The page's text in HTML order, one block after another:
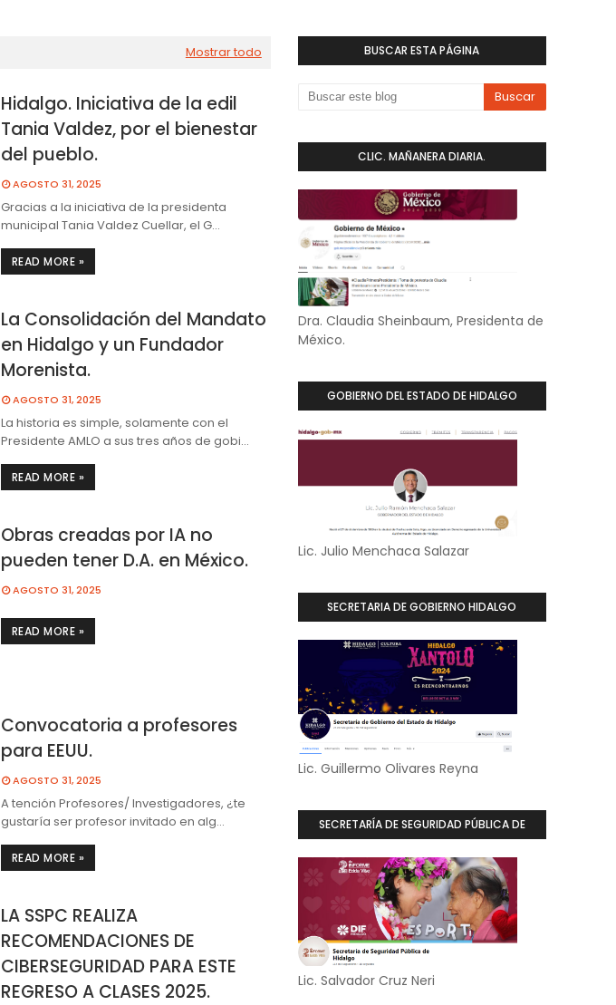
Mostrar todo
Hidalgo. Iniciativa de la edil
Tania Valdez, por el bienestar
del pueblo.
AGOSTO 31, 2025
Gracias a la iniciativa de la presidenta
municipal Tania Valdez Cuellar, el G…
READ MORE »
La Consolidación del Mandato
en Hidalgo y un Fundador
Morenista.
AGOSTO 31, 2025
La historia es simple, solamente con el
Presidente AMLO a sus tres años de gobi…
READ MORE »
Obras creadas por IA no
pueden tener D.A. en México.
AGOSTO 31, 2025
READ MORE »
Convocatoria a profesores
para EEUU.
AGOSTO 31, 2025
A tención Profesores/ Investigadores, ¿te
gustaría ser profesor invitado en alg…
READ MORE »
LA SSPC REALIZA
RECOMENDACIONES DE
CIBERSEGURIDAD PARA ESTE
REGRESO A CLASES 2025.
BUSCAR ESTA PÁGINA
CLIC. MAÑANERA DIARIA.
Dra. Claudia Sheinbaum, Presidenta de
México.
GOBIERNO DEL ESTADO DE HIDALGO
Lic. Julio Menchaca Salazar
SECRETARIA DE GOBIERNO HIDALGO
Lic. Guillermo Olivares Reyna
SECRETARÍA DE SEGURIDAD PÚBLICA DE
Lic. Salvador Cruz Neri